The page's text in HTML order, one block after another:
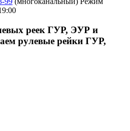
реек ГУР, ЭУР и
рулевые рейки ГУР,